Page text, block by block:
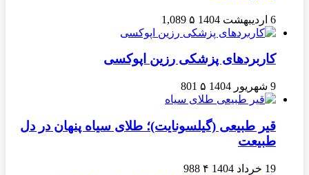
6 اردیبهشت 1404 ۵ 1,089
کاربردهای پزشکی رزین اپوکسی
9 شهریور 1404 ۵ 801
قیر طبیعی (گیلسونایت)؛ طلای سیاه پنهان در دل
طبیعت
19 خرداد 1404 ۴ 988